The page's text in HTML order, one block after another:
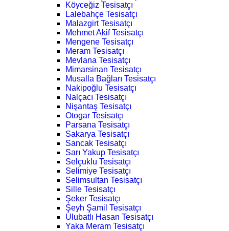
Köyceğiz Tesisatçı
Lalebahçe Tesisatçı
Malazgirt Tesisatçı
Mehmet Akif Tesisatçı
Mengene Tesisatçı
Meram Tesisatçı
Mevlana Tesisatçı
Mimarsinan Tesisatçı
Musalla Bağları Tesisatçı
Nakipoğlu Tesisatçı
Nalçacı Tesisatçı
Nişantaş Tesisatçı
Otogar Tesisatçı
Parsana Tesisatçı
Sakarya Tesisatçı
Sancak Tesisatçı
Sarı Yakup Tesisatçı
Selçuklu Tesisatçı
Selimiye Tesisatçı
Selimsultan Tesisatçı
Sille Tesisatçı
Şeker Tesisatçı
Şeyh Şamil Tesisatçı
Ulubatlı Hasan Tesisatçı
Yaka Meram Tesisatçı